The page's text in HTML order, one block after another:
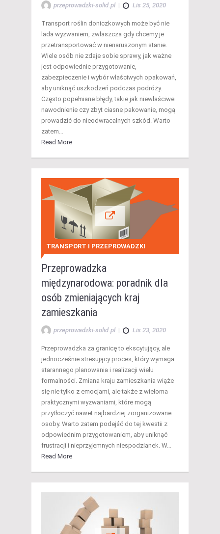
przeprowadzki-solid.pl | Lis 25, 2020
Transport roślin doniczkowych może być nie
lada wyzwaniem, zwłaszcza gdy chcemy je
przetransportować w nienaruszonym stanie.
Wiele osób nie zdaje sobie sprawy, jak ważne
jest odpowiednie przygotowanie,
zabezpieczenie i wybór właściwych opakowań,
aby uniknąć uszkodzeń podczas podróży.
Często popełniane błędy, takie jak niewłaściwe
nawodnienie czy zbyt ciasne pakowanie, mogą
prowadzić do nieodwracalnych szkód. Warto
zatem…
Read More
TRANSPORT I PRZEPROWADZKI
Przeprowadzka
międzynarodowa: poradnik dla
osób zmieniających kraj
zamieszkania
przeprowadzki-solid.pl | Lis 23, 2020
Przeprowadzka za granicę to ekscytujący, ale
jednocześnie stresujący proces, który wymaga
starannego planowania i realizacji wielu
formalności. Zmiana kraju zamieszkania wiąże
się nie tylko z emocjami, ale także z wieloma
praktycznymi wyzwaniami, które mogą
przytłoczyć nawet najbardziej zorganizowane
osoby. Warto zatem podejść do tej kwestii z
odpowiednim przygotowaniem, aby uniknąć
frustracji i nieprzyjemnych niespodzianek. W…
Read More